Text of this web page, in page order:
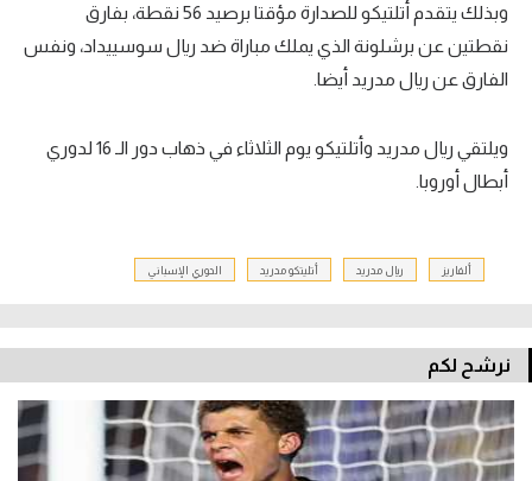
وبذلك يتقدم أتلتيكو للصدارة مؤقتا برصيد 56 نقطة، بفارق
نقطتين عن برشلونة الذي يملك مباراة ضد ريال سوسييداد، ونفس
الفارق عن ريال مدريد أيضا.
ويلتقي ريال مدريد وأتلتيكو يوم الثلاثاء في ذهاب دور الـ 16 لدوري
أبطال أوروبا.
ألفاريز ريال مدريد أتليتكو مدريد الدوري الإسباني
نرشح لكم